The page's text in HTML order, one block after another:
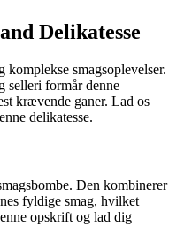
Delikatesse
komplekse smagsoplevelser.
selleri formår denne
krævende ganer. Lad os
delikatesse.
Den kombinerer
fyldige smag, hvilket
opskrift og lad dig